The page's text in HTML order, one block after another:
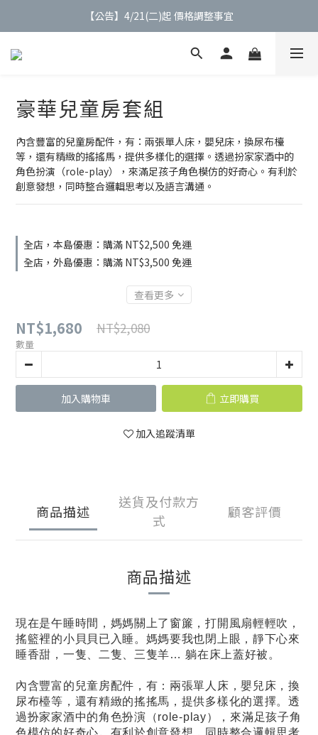
【公告】4/21(二)起 價格調整事宜
【公告】4/21(二)起 價格調整事宜
【會員】註冊會員最高送$９００購物金
【公告】4/21(二)起 價格調整事宜
豪華兒童房套組
內含豐富的兒童房配件，有：兩張單人床，嬰兒床，換尿布檯
等，還有精緻的搖搖馬，提供多樣化的選擇。透過扮家家酒中的
角色扮演（role-play），來滿足孩子角色模仿的好奇心。有利於
創意發想，同時整合邏輯思考以及語言溝通。
全店，本島優惠：購滿 NT$2,500 免運
全店，外島優惠：購滿 NT$3,500 免運
查看更多
NT$1,680 NT$2,080
數量
加入購物車 立即購買
加入追蹤清單
商品描述
送貨及付款方
式
顧客評價
商品描述
現在是午睡時間，媽媽關上了窗簾，打開風扇輕輕吹，
搖籃裡的小貝貝已入睡。媽媽要我也閉上眼，靜下心來
睡香甜，一隻、二隻、三隻羊… 躺在床上蓋好被。
內含豐富的兒童房配件，有：兩張單人床，嬰兒床，換
尿布檯等，還有精緻的搖搖馬，提供多樣化的選擇。透
過扮家家酒中的角色扮演（role-play），來滿足孩子角
色模仿的好奇心。有利於創意發想，同時整合邏輯思考